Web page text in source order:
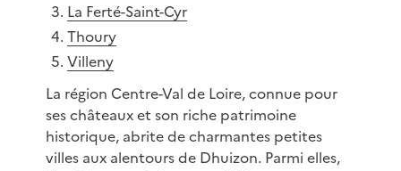
La Ferté-Saint-Cyr
Thoury
Villeny
La région Centre-Val de Loire, connue pour
ses châteaux et son riche patrimoine
historique, abrite de charmantes petites
villes aux alentours de Dhuizon. Parmi elles,